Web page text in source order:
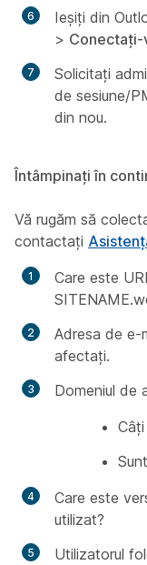
Ieșiți din
> Conectați-
Solicitați
de sesiune/
din nou.
Întâmpinați în
Vă rugăm să
contactați
Care este
Adresa de e-
afectați.
Domeniul de
Care este
utilizat?
Utilizatorul